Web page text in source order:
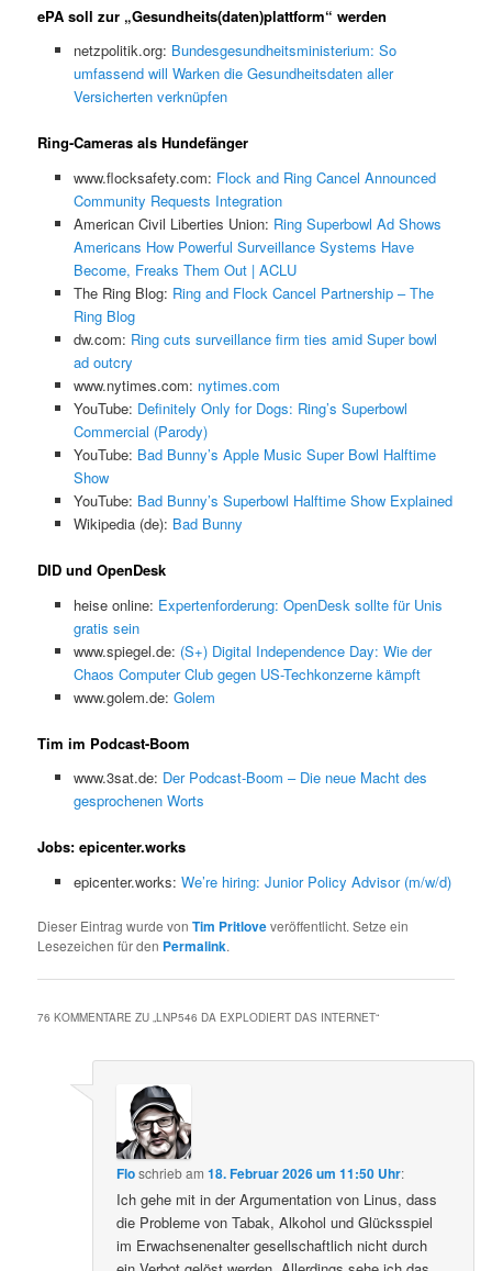
ePA soll zur „Gesundheits(daten)plattform“ werden
netzpolitik.org: Bundesgesundheitsministerium: So
umfassend will Warken die Gesundheitsdaten aller
Versicherten verknüpfen
Ring-Cameras als Hundefänger
www.flocksafety.com: Flock and Ring Cancel Announced
Community Requests Integration
American Civil Liberties Union: Ring Superbowl Ad Shows
Americans How Powerful Surveillance Systems Have
Become, Freaks Them Out | ACLU
The Ring Blog: Ring and Flock Cancel Partnership – The
Ring Blog
dw.com: Ring cuts surveillance firm ties amid Super bowl
ad outcry
www.nytimes.com: nytimes.com
YouTube: Definitely Only for Dogs: Ring’s Superbowl
Commercial (Parody)
YouTube: Bad Bunny’s Apple Music Super Bowl Halftime
Show
YouTube: Bad Bunny’s Superbowl Halftime Show Explained
Wikipedia (de): Bad Bunny
DID und OpenDesk
heise online: Expertenforderung: OpenDesk sollte für Unis
gratis sein
www.spiegel.de: (S+) Digital Independence Day: Wie der
Chaos Computer Club gegen US-Techkonzerne kämpft
www.golem.de: Golem
Tim im Podcast-Boom
www.3sat.de: Der Podcast-Boom – Die neue Macht des
gesprochenen Worts
Jobs: epicenter.works
epicenter.works: We’re hiring: Junior Policy Advisor (m/w/d)
Dieser Eintrag wurde vonTim Pritloveveröffentlicht. Setze ein
Lesezeichen für den Permalink.
76 KOMMENTARE ZU „LNP546 DA EXPLODIERT DAS INTERNET“
Floschriebam18. Februar 2026 um 11:50 Uhr:
Ich gehe mit in der Argumentation von Linus, dass
die Probleme von Tabak, Alkohol und Glücksspiel
im Erwachsenenalter gesellschaftlich nicht durch